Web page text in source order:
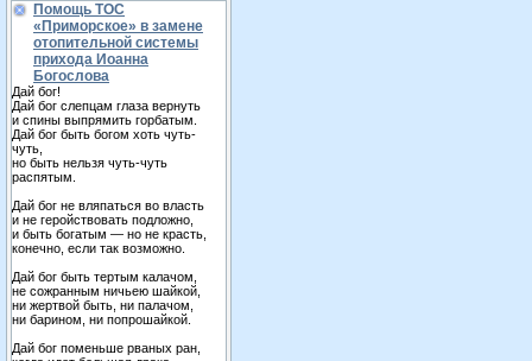
Помощь ТОС
«Приморское» в замене
отопительной системы
прихода Иоанна
Богослова
Дай бог!
Дай бог слепцам глаза вернуть
и спины выпрямить горбатым.
Дай бог быть богом хоть чуть-
чуть,
но быть нельзя чуть-чуть
распятым.
Дай бог не вляпаться во власть
и не геройствовать подложно,
и быть богатым — но не красть,
конечно, если так возможно.
Дай бог быть тертым калачом,
не сожранным ничьею шайкой,
ни жертвой быть, ни палачом,
ни барином, ни попрошайкой.
Дай бог поменьше рваных ран,